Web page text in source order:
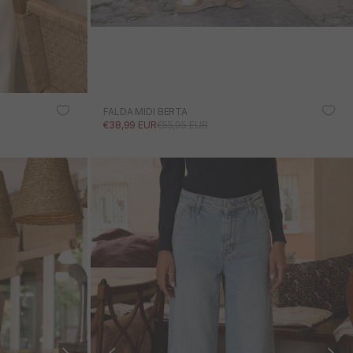
FALDA MIDI BERTA
PRECIO DE OFERTA
€38,99 EURPRECIO NORMAL
€55,95 EUR